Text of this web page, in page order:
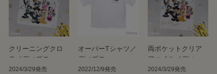
クリーニングクロ
ス／ディズニー
2024/3/29発売
オーバーTシャツ／
ディズニー
2022/12/9発売
両ポケットクリア
ファイル／ディズ
ニー
2024/3/29発売